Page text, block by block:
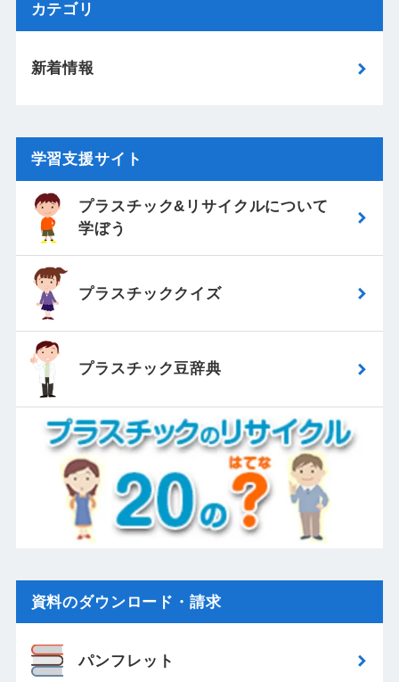
カテゴリ
新着情報
学習支援サイト
プラスチック&リサイクルについて
学ぼう
プラスチッククイズ
プラスチック豆辞典
資料のダウンロード・請求
パンフレット